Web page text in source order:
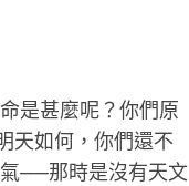
是甚麼呢？你們原
天如何，你們還不
──那時是沒有天文